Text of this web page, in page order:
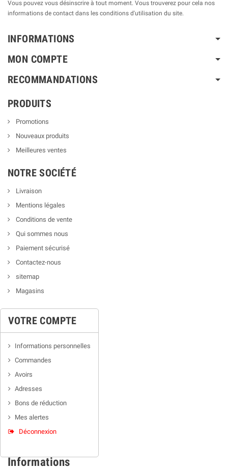
Vous pouvez vous désinscrire à tout moment. Vous trouverez pour cela nos
informations de contact dans les conditions d'utilisation du site.
INFORMATIONS
MON COMPTE
RECOMMANDATIONS
PRODUITS
Promotions
Nouveaux produits
Meilleures ventes
NOTRE SOCIÉTÉ
Livraison
Mentions légales
Conditions de vente
Qui sommes nous
Paiement sécurisé
Contactez-nous
sitemap
Magasins
VOTRE COMPTE
Informations personnelles
Commandes
Avoirs
Adresses
Bons de réduction
Mes alertes
Déconnexion
Informations